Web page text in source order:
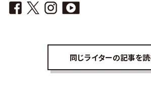
同じライターの記事を